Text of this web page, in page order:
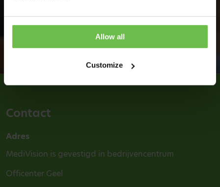
Allow all
Customize
Direct een afspraak maken
Contact
Adres
MediVision is gevestigd in bedrijvencentrum
Officenter Geel